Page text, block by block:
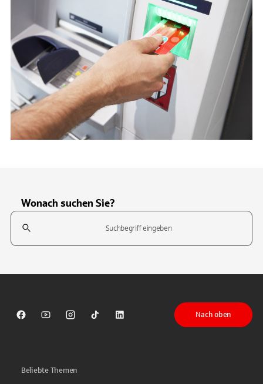
Wonach suchen Sie?
Suchfeld
Sparkasse auf Facebook
Sparkasse auf Youtube
Sparkasse auf Instagram
Sparkasse auf TikTok
Sparkasse auf LinkedIn
Nach oben
Beliebte Themen